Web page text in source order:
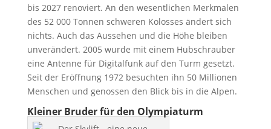
bis 2027 renoviert. An den wesentlichen Merkmalen
des 52 000 Tonnen schweren Kolosses ändert sich
nichts. Auch das Aussehen und die Höhe bleiben
unverändert. 2005 wurde mit einem Hubschrauber
eine Antenne für Digitalfunk auf den Turm gesetzt.
Seit der Eröffnung 1972 besuchten ihn 50 Millionen
Menschen und genossen den Blick bis in die Alpen.
Kleiner Bruder für den Olympiaturm